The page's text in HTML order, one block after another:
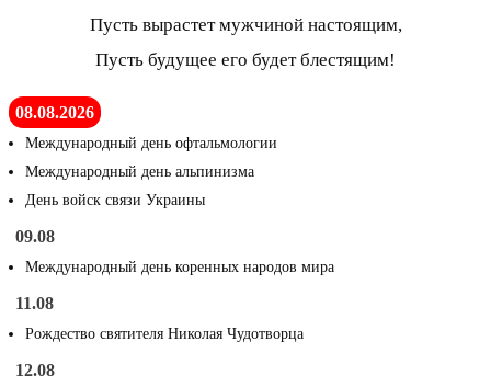
Пусть вырастет мужчиной настоящим,
Пусть будущее его будет блестящим!
08.08.2026
Международный день офтальмологии
Международный день альпинизма
День войск связи Украины
09.08
Международный день коренных народов мира
11.08
Рождество святителя Николая Чудотворца
12.08